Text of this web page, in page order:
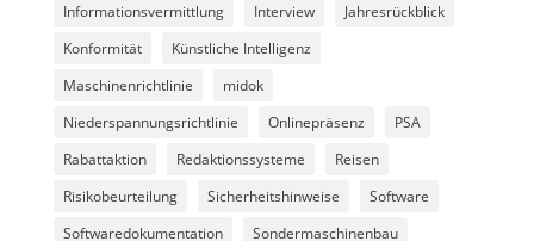
Informationsvermittlung
Interview
Jahresrückblick
Konformität
Künstliche Intelligenz
Maschinenrichtlinie
midok
Niederspannungsrichtlinie
Onlinepräsenz
PSA
Rabattaktion
Redaktionssysteme
Reisen
Risikobeurteilung
Sicherheitshinweise
Software
Softwaredokumentation
Sondermaschinenbau